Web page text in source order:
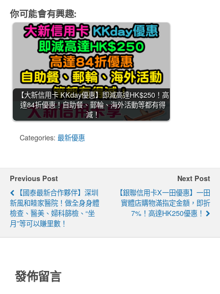
你可能會有興趣:
【大新信用卡 KKday優惠】即減高達HK$250！高
達84折優惠！自助餐、郵輪、海外活動等都有得
減！
Categories: 最新優惠
Previous Post
【國泰最新合作夥伴】深圳
新風和睦家醫院！做全身身體
檢查、醫美、婦科篩檢、“坐
月”等可以賺里數！
Next Post
【銀聯信用卡X一田優惠】一田
實體店購物滿指定金額，即折
7%！高達HK250優惠！
發佈留言